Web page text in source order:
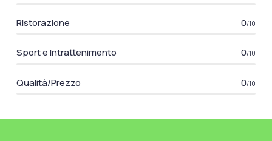
Ristorazione 0/10
Sport e Intrattenimento 0/10
Qualità/Prezzo 0/10